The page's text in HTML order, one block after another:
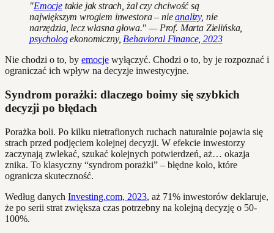
"Emocjetakie jak strach, żal czy chciwość są
największym wrogiem inwestora – nieanalizy, nie
narzędzia, lecz własna głowa." — Prof. Marta Zielińska,
psychologekonomiczny, Behavioral Finance, 2023
Nie chodzi o to, by emocje wyłączyć. Chodzi o to, by je rozpoznać i
ograniczać ich wpływ na decyzje inwestycyjne.
Syndrom porażki: dlaczego boimy się szybkich
decyzji po błędach
Porażka boli. Po kilku nietrafionych ruchach naturalnie pojawia się
strach przed podjęciem kolejnej decyzji. W efekcie inwestorzy
zaczynają zwlekać, szukać kolejnych potwierdzeń, aż… okazja
znika. To klasyczny “syndrom porażki” – błędne koło, które
ogranicza skuteczność.
Według danych Investing.com, 2023, aż 71% inwestorów deklaruje,
że po serii strat zwiększa czas potrzebny na kolejną decyzję o 50-
100%.